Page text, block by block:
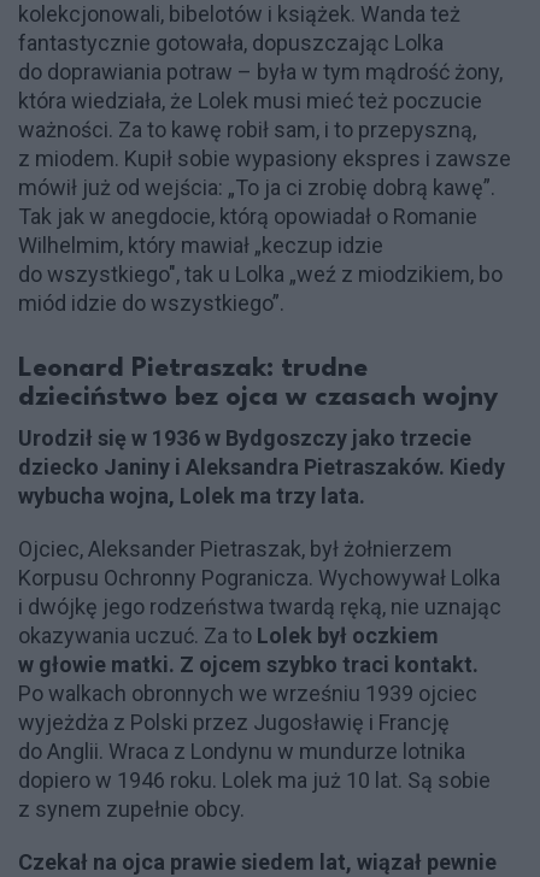
kolekcjonowali, bibelotów i książek. Wanda też
fantastycznie gotowała, dopuszczając Lolka
do doprawiania potraw – była w tym mądrość żony,
która wiedziała, że Lolek musi mieć też poczucie
ważności. Za to kawę robił sam, i to przepyszną,
z miodem. Kupił sobie wypasiony ekspres i zawsze
mówił już od wejścia: „To ja ci zrobię dobrą kawę”.
Tak jak w anegdocie, którą opowiadał o Romanie
Wilhelmim, który mawiał „keczup idzie
do wszystkiego", tak u Lolka „weź z miodzikiem, bo
miód idzie do wszystkiego”.
Leonard Pietraszak: trudne
dzieciństwo bez ojca w czasach wojny
Urodził się w 1936 w Bydgoszczy jako trzecie
dziecko Janiny i Aleksandra Pietraszaków. Kiedy
wybucha wojna, Lolek ma trzy lata.
Ojciec, Aleksander Pietraszak, był żołnierzem
Korpusu Ochronny Pogranicza. Wychowywał Lolka
i dwójkę jego rodzeństwa twardą ręką, nie uznając
okazywania uczuć. Za to Lolek był oczkiem
w głowie matki. Z ojcem szybko traci kontakt.
Po walkach obronnych we wrześniu 1939 ojciec
wyjeżdża z Polski przez Jugosławię i Francję
do Anglii. Wraca z Londynu w mundurze lotnika
dopiero w 1946 roku. Lolek ma już 10 lat. Są sobie
z synem zupełnie obcy.
Czekał na ojca prawie siedem lat, wiązał pewnie